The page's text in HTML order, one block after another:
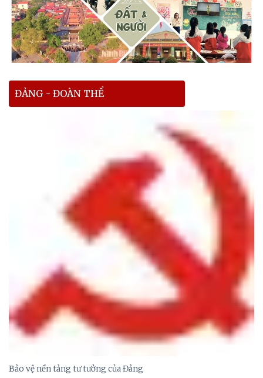
ĐẢNG - ĐOÀN THỂ
Bảo vệ nền tảng tư tưởng của Đảng